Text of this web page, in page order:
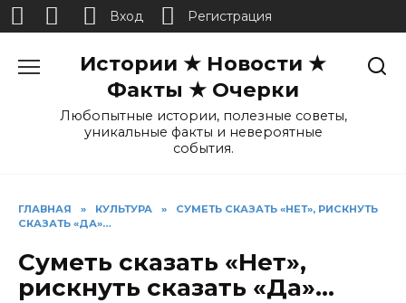
Истории ★ Новости ★
Факты ★ Очерки
Любопытные истории, полезные советы,
уникальные факты и невероятные
события.
ГЛАВНАЯ » КУЛЬТУРА »
СУМЕТЬ СКАЗАТЬ «НЕТ», РИСКНУТЬ
СКАЗАТЬ «ДА»…
Суметь сказать «Нет»,
рискнуть сказать «Да»…
Вход Регистрация